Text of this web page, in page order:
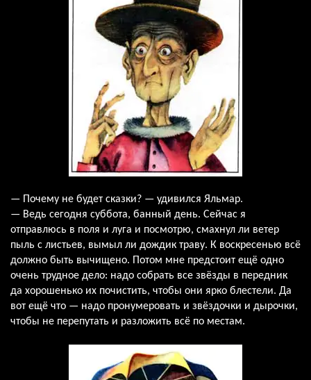
— Почему не будет сказки? — удивился Яльмар.
— Ведь сегодня суббота, банный день. Сейчас я
отправлюсь в поля и луга и посмотрю, смахнул ли ветер
пыль с листьев, вымыл ли дождик траву. К воскресенью всё
должно быть вычищено. Потом мне предстоит ещё одно
очень трудное дело: надо собрать все звёзды в передник
да хорошенько их почистить, чтобы они ярко блестели. Да
вот ещё что — надо пронумеровать и звёздочки и дырочки,
чтобы не перепутать и разложить всё по местам.